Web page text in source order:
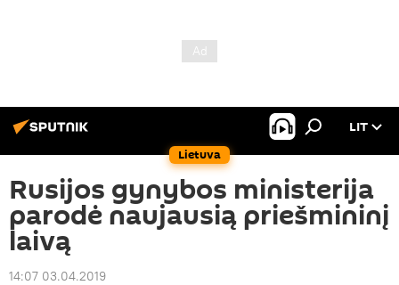
Lietuva
LIT
Rusijos gynybos ministerija
parodė naujausią priešmininį
laivą
14:07 03.04.2019